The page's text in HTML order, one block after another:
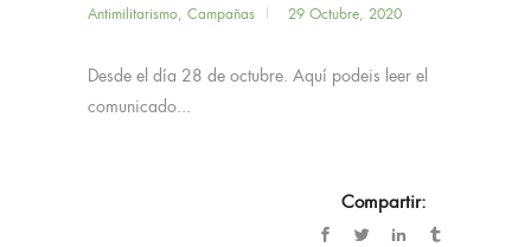
Antimilitarismo, Campañas 29 Octubre, 2020
Desde el día 28 de octubre. Aquí podeis leer el
comunicado...
Compartir: